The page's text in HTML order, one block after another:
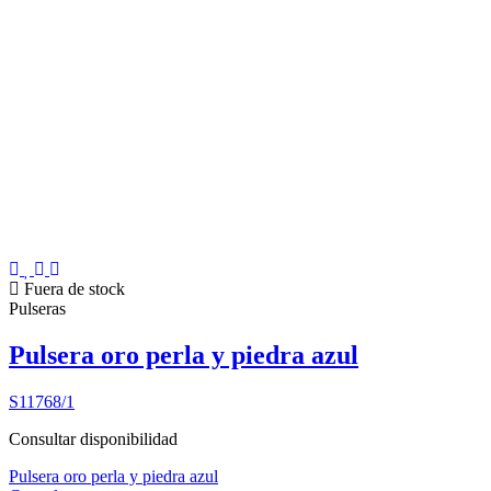
Fuera de stock
Pulseras
Pulsera oro perla y piedra azul
S11768/1
Consultar disponibilidad
Pulsera oro perla y piedra azul